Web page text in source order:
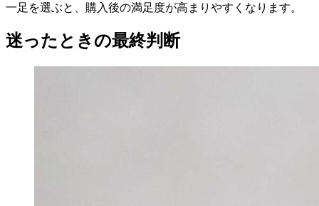
一足を選ぶと、購入後の満足度が高まりやすくなります。
迷ったときの最終判断